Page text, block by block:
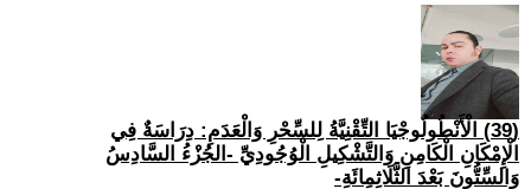
(39) الْأَنْطُولُوجْيَا التِّقْنِيَّةُ لِلسِّحْرِ وَالْعَدَمِ: دِرَاسَةٌ فِي
الْإِمْكَانِ الْكَامِنِ وَالتَّشْكِيلِ الْوُجُودِيِّ -الجُزْءُ السَّادِسُ
وَالسِّتُّونَ بَعْدَ الثَّلَاثِمِائَةِ-